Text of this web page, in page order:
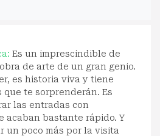
Es un imprescindible de
de arte de un gran genio.
es historia viva y tiene
que te sorprenderán. Es
las entradas con
acaban bastante rápido. Y
un poco más por la visita